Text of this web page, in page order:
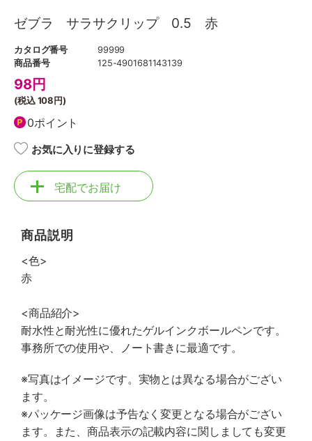
ゼブラ サラサクリップ 0.5 赤
カタログ番号
99999
商品番号
125-4901681143139
98円
(税込108円)
0ポイント
お気に入りに登録する
宅配でお届け
商品説明
<色>
赤
<商品紹介>
耐水性と耐光性に優れたゲルインクボールペンです。
事務所での使用や、ノート書きに最適です。
※写真はイメージです。実物とは異なる場合がござい
ます。
※パッケージ画像は予告なく変更となる場合がござい
ます。また、商品表示の記載内容に関しましても変更